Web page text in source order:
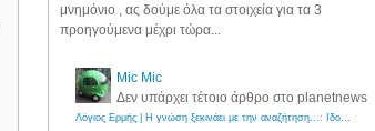
μνημόνιο , ας δούμε όλα τα στοιχεία για τα 3
προηγούμενα μέχρι τώρα...
Mic Mic
Δεν υπάρχει τέτοιο άρθρο στο planetnews
Λόγιος Ερμής | Η γνώση ξεκινάει με την αναζήτηση...: Ιδού οι 18 που χρωστούν 11 δις ευρώ!